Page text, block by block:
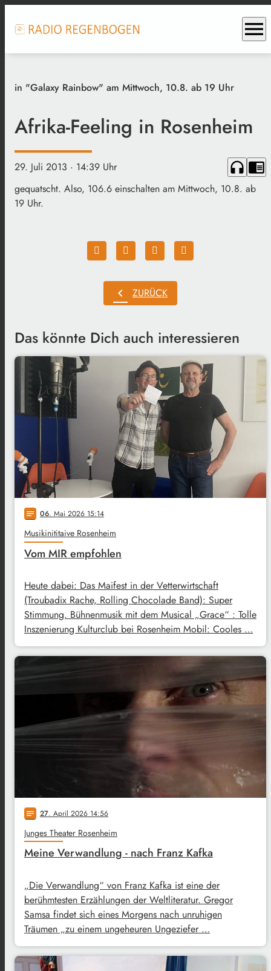
menu
in "Galaxy Rainbow" am Mittwoch, 10.8. ab 19 Uhr
Afrika-Feeling in Rosenheim
29. Juli 2013 · 14:39 Uhr headphones chrome_reader_mode
gequatscht. Also, 106.6 einschalten am Mittwoch, 10.8. ab
19 Uhr.
chevron_left ZURÜCK
Das könnte Dich auch interessieren
notes 06. Mai 2026 15:14
Musikinititaive Rosenheim
Vom MIR empfohlen
Heute dabei: Das Maifest in der Vetterwirtschaft
(Troubadix Rache, Rolling Chocolade Band): Super
Stimmung. Bühnenmusik mit dem Musical „Grace“ : Tolle
Inszenierung Kulturclub bei Rosenheim Mobil: Cooles …
notes 27. April 2026 14:56
Junges Theater Rosenheim
Meine Verwandlung - nach Franz Kafka
„Die Verwandlung“ von Franz Kafka ist eine der
berühmtesten Erzählungen der Weltliteratur. Gregor
Samsa findet sich eines Morgens nach unruhigen
Träumen „zu einem ungeheuren Ungeziefer …